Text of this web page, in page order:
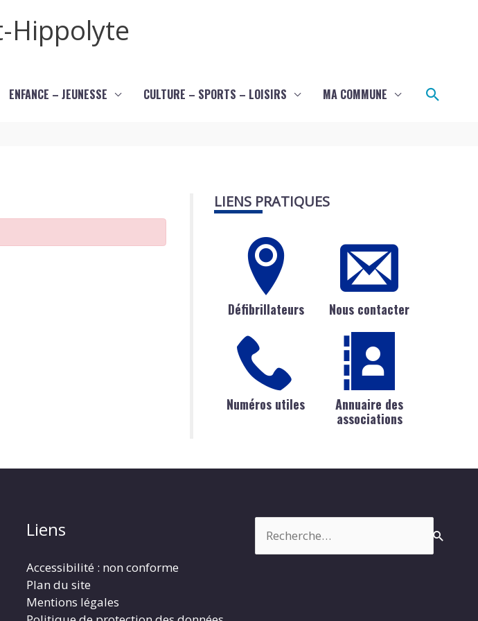
Hippolyte
ENFANCE – JEUNESSE CULTURE – SPORTS – LOISIRS MA COMMUNE
LIENS PRATIQUES
Défibrillateurs Nous contacter
Numéros utiles
Annuaire des
associations
Liens
Accessibilité : non conforme
Plan du site
Mentions légales